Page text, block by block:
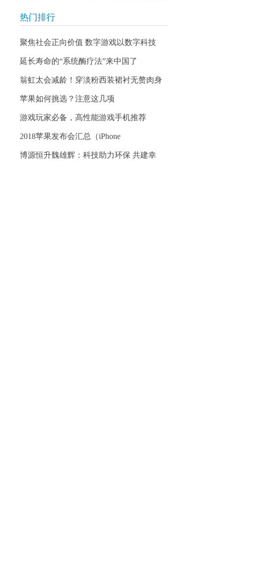
热门排行
聚焦社会正向价值 数字游戏以数字科技
延长寿命的“系统酶疗法”来中国了
翁虹太会减龄！穿淡粉西装裙衬无赘肉身
苹果如何挑选？注意这几项
游戏玩家必备，高性能游戏手机推荐
2018苹果发布会汇总（iPhone
博源恒升魏雄辉：科技助力环保 共建幸